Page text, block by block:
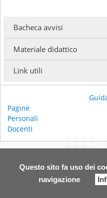
Questo sito fa uso dei
navigazione
ISSR GIOVANNI PAOLO I
ISSR GIOVANNI PAOLO I
(Docente incaricato)
Email:
Bacheca avvisi
Materiale didattico
Link utili
Pagine
Personali
Docenti